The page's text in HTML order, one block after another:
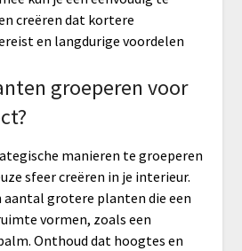
creëren dat kortere
en langdurige voordelen
groeperen voor
manieren te groeperen
sfeer creëren in je interieur.
aantal grotere planten die een
vormen, zoals een
Onthoud dat hoogtes en